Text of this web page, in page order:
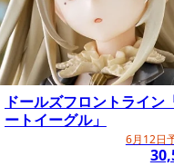
ドールズフロントライン
ートイーグル」
6月12日